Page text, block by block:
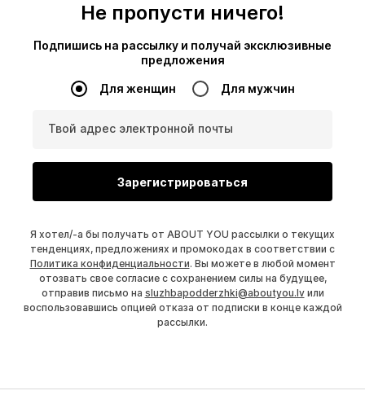
Не пропусти ничего!
Подпишись на рассылку и получай эксклюзивные
предложения
Для женщин Для мужчин
Твой адрес электронной почты
Зарегистрироваться
Я хотел/-а бы получать от ABOUT YOU рассылки о текущих
тенденциях, предложениях и промокодах в соответствии с
Политика конфиденциальности. Вы можете в любой момент
отозвать свое согласие с сохранением силы на будущее,
отправив письмо на sluzhbapodderzhki@aboutyou.lvили
воспользовавшись опцией отказа от подписки в конце каждой
рассылки.